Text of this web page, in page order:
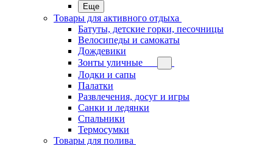
Еще
Товары для активного отдыха
Батуты, детские горки, песочницы
Велосипеды и самокаты
Дождевики
Зонты уличные
Лодки и сапы
Палатки
Развлечения, досуг и игры
Санки и ледянки
Спальники
Термосумки
Товары для полива